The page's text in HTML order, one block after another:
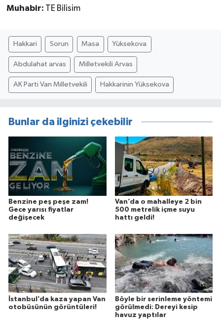
Muhabir: TE Bilisim
Hakkari Sorun Masa Yüksekova
Abdulahat arvas Milletvekili Arvas
AK Parti Van Milletvekili Hakkarinin Yüksekova
Bunlar da ilginizi çekebilir
Benzine peş peşe zam!
Gece yarısı fiyatlar
değişecek
Van’da o mahalleye 2 bin
500 metrelik içme suyu
hattı geldi!
İstanbul’da kaza yapan Van
otobüsünün görüntüleri!
Böyle bir serinleme yöntemi
görülmedi: Dereyi kesip
havuz yaptılar